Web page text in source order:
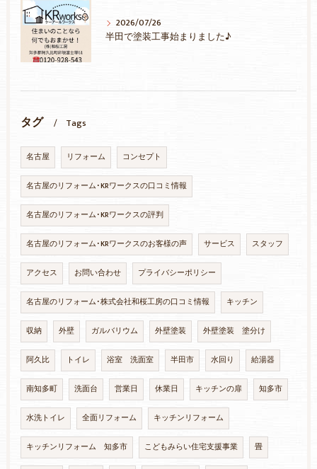
2026/07/26
半田で塗装工事始まりました♪
タグ Tags
名古屋 リフォーム コンセプト
名古屋のリフォーム･KRワークスの口コミ情報
名古屋のリフォーム･KRワークスの評判
名古屋のリフォーム･KRワークスのお客様の声 サービス スタッフ
アクセス お問い合わせ プライバシーポリシー
名古屋のリフォーム･株式会社和桜工房の口コミ情報 キッチン
収納 外壁 ガルバリウム 外壁塗装 外壁塗装 塗分け
阿久比 トイレ 浴室 洗面室 半田市 水回り 給湯器
南知多町 洗面台 営業日 休業日 キッチンの扉 知多市
水洗トイレ 全面リフォーム キッチンリフォーム
キッチンリフォーム 知多市 こどもみらい住宅支援事業 畳